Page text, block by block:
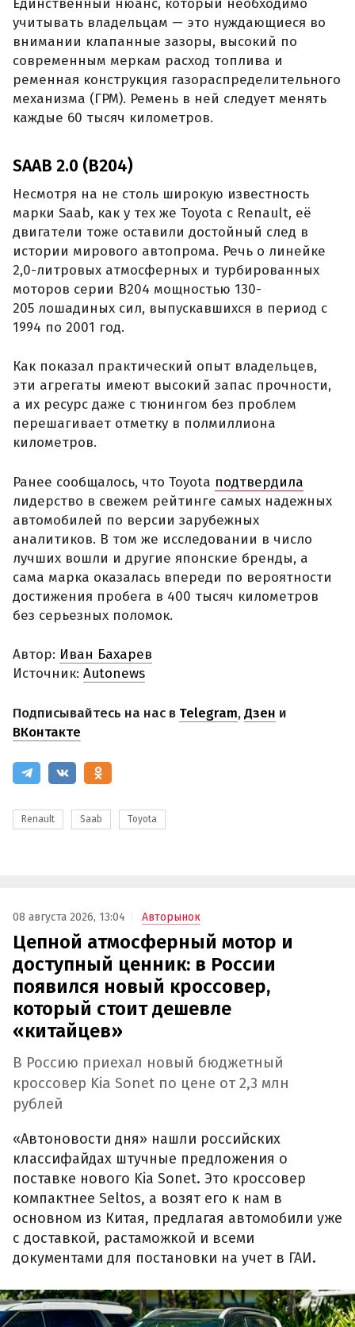
Единственный нюанс, который необходимо
учитывать владельцам — это нуждающиеся во
внимании клапанные зазоры, высокий по
современным меркам расход топлива и
ременная конструкция газораспределительного
механизма (ГРМ). Ремень в ней следует менять
каждые 60 тысяч километров.
SAAB 2.0 (B204)
Несмотря на не столь широкую известность
марки Saab, как у тех же Toyota с Renault, её
двигатели тоже оставили достойный след в
истории мирового автопрома. Речь о линейке
2,0-литровых атмосферных и турбированных
моторов серии B204 мощностью 130-
205 лошадиных сил, выпускавшихся в период с
1994 по 2001 год.
Как показал практический опыт владельцев,
эти агрегаты имеют высокий запас прочности,
а их ресурс даже с тюнингом без проблем
перешагивает отметку в полмиллиона
километров.
Ранее сообщалось, что Toyota подтвердила
лидерство в свежем рейтинге самых надежных
автомобилей по версии зарубежных
аналитиков. В том же исследовании в число
лучших вошли и другие японские бренды, а
сама марка оказалась впереди по вероятности
достижения пробега в 400 тысяч километров
без серьезных поломок.
Автор: Иван Бахарев
Источник: Autonews
Подписывайтесь на нас в Telegram,Дзен и
ВКонтакте
Renault Saab Toyota
08 августа 2026, 13:04 Авторынок
Цепной атмосферный мотор и
доступный ценник: в России
появился новый кроссовер,
который стоит дешевле
«китайцев»
В Россию приехал новый бюджетный
кроссовер Kia Sonet по цене от 2,3 млн
рублей
«Автоновости дня» нашли российских
классифайдах штучные предложения о
поставке нового Kia Sonet. Это кроссовер
компактнее Seltos, а возят его к нам в
основном из Китая, предлагая автомобили уже
с доставкой, растаможкой и всеми
документами для постановки на учет в ГАИ.